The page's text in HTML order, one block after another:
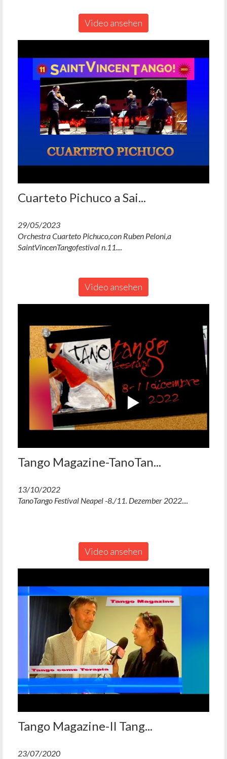
Video ansehen
Cuarteto Pichuco a Sai...
29/05/2023
Orchestra Cuarteto Pichuco,con Ruben Peloni,a
SaintVincenTangofestival n.11....
Video ansehen
Tango Magazine-TanoTan...
13/10/2022
TanoTango Festival Neapel -8./11. Dezember 2022....
Video ansehen
Tango Magazine-Il Tang...
23/07/2020